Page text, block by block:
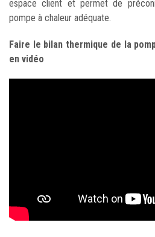
espace client et permet de
pompe à chaleur adéquate.
Faire le bilan thermique de la
en vidéo